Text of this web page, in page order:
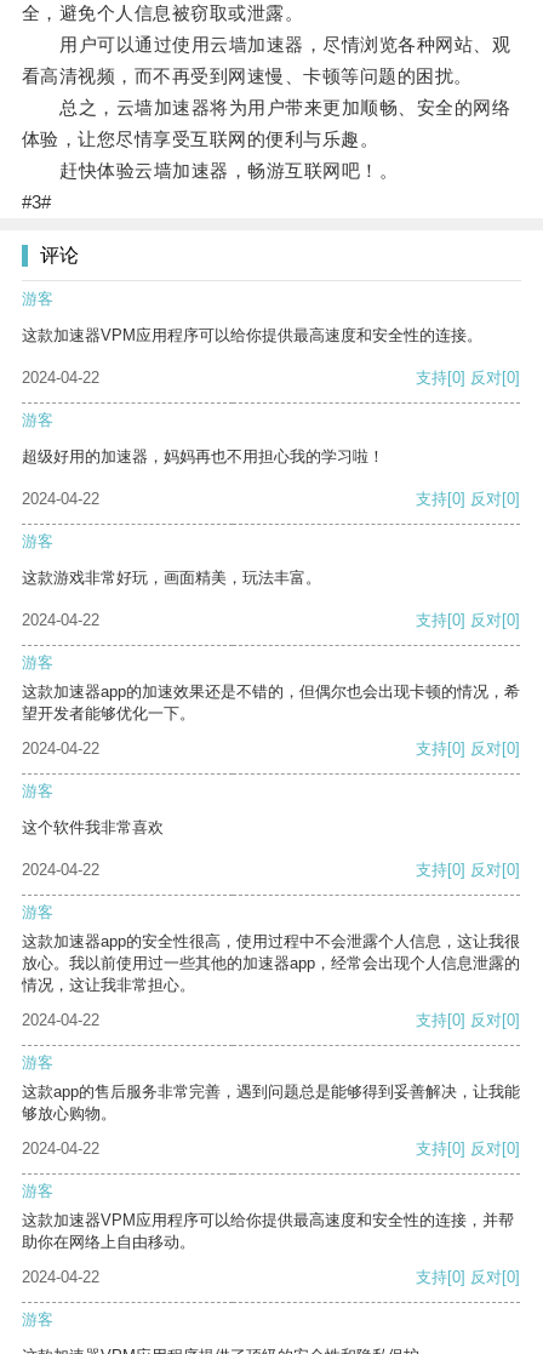
全，避免个人信息被窃取或泄露。
用户可以通过使用云墙加速器，尽情浏览各种网站、观
看高清视频，而不再受到网速慢、卡顿等问题的困扰。
总之，云墙加速器将为用户带来更加顺畅、安全的网络
体验，让您尽情享受互联网的便利与乐趣。
赶快体验云墙加速器，畅游互联网吧！。
#3#
评论
游客
这款加速器VPM应用程序可以给你提供最高速度和安全性的连接。
2024-04-22 支持[0] 反对[0]
游客
超级好用的加速器，妈妈再也不用担心我的学习啦！
2024-04-22 支持[0] 反对[0]
游客
这款游戏非常好玩，画面精美，玩法丰富。
2024-04-22 支持[0] 反对[0]
游客
这款加速器app的加速效果还是不错的，但偶尔也会出现卡顿的情况，希
望开发者能够优化一下。
2024-04-22
支持[0] 反对[0]
游客
这个软件我非常喜欢
2024-04-22 支持[0] 反对[0]
游客
这款加速器app的安全性很高，使用过程中不会泄露个人信息，这让我很
放心。我以前使用过一些其他的加速器app，经常会出现个人信息泄露的
情况，这让我非常担心。
2024-04-22
支持[0] 反对[0]
游客
这款app的售后服务非常完善，遇到问题总是能够得到妥善解决，让我能
够放心购物。
2024-04-22
支持[0] 反对[0]
游客
这款加速器VPM应用程序可以给你提供最高速度和安全性的连接，并帮
助你在网络上自由移动。
2024-04-22
支持[0] 反对[0]
游客